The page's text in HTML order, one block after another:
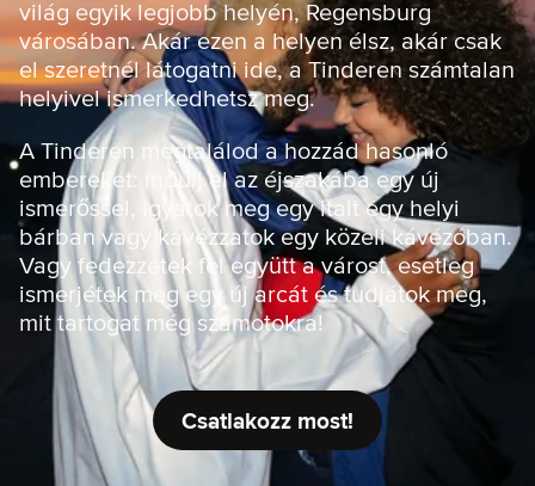
d
a
l
világ egyik legjobb helyén, Regensburg
városában. Akár ezen a helyen élsz, akár csak
el szeretnél látogatni ide, a Tinderen számtalan
helyivel ismerkedhetsz meg.
A Tinderen megtalálod a hozzád hasonló
embereket: indulj el az éjszakába egy új
ismerőssel, igyatok meg egy italt egy helyi
bárban vagy kávézzatok egy közeli kávézóban.
Vagy fedezzétek fel együtt a várost, esetleg
ismerjétek meg egy új arcát és tudjátok meg,
mit tartogat még számotokra!
Csatlakozz most!